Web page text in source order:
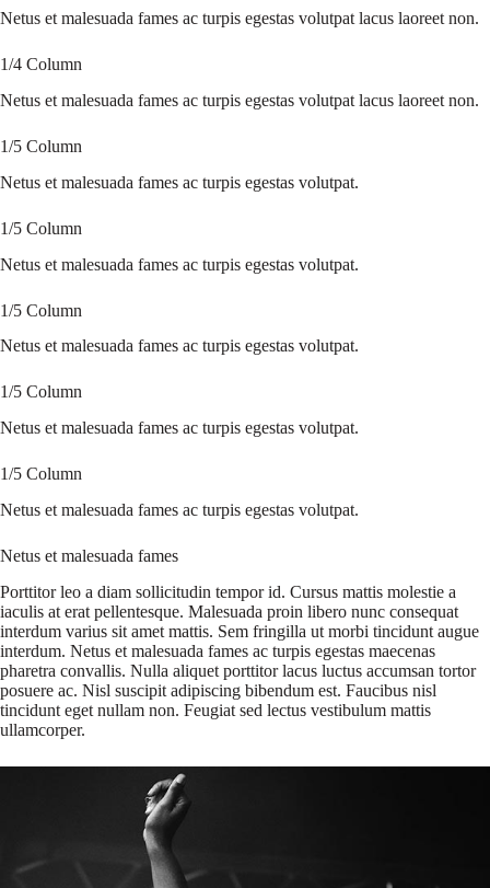
Netus et malesuada fames ac turpis egestas volutpat lacus laoreet non.
1/4 Column
Netus et malesuada fames ac turpis egestas volutpat lacus laoreet non.
1/5 Column
Netus et malesuada fames ac turpis egestas volutpat.
1/5 Column
Netus et malesuada fames ac turpis egestas volutpat.
1/5 Column
Netus et malesuada fames ac turpis egestas volutpat.
1/5 Column
Netus et malesuada fames ac turpis egestas volutpat.
1/5 Column
Netus et malesuada fames ac turpis egestas volutpat.
Netus et malesuada fames
Porttitor leo a diam sollicitudin tempor id. Cursus mattis molestie a
iaculis at erat pellentesque. Malesuada proin libero nunc consequat
interdum varius sit amet mattis. Sem fringilla ut morbi tincidunt augue
interdum. Netus et malesuada fames ac turpis egestas maecenas
pharetra convallis. Nulla aliquet porttitor lacus luctus accumsan tortor
posuere ac. Nisl suscipit adipiscing bibendum est. Faucibus nisl
tincidunt eget nullam non. Feugiat sed lectus vestibulum mattis
ullamcorper.